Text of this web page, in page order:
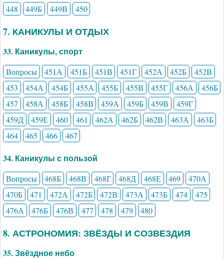
448 449Б 449В 450
7. КАНИКУЛЫ И ОТДЫХ
33. Каникулы, спорт
Вопросы 451А 451Б 451В 451Г 452А 452Б
452В
453
454А 454Б 455А 455Б 455В 455Г 456А
456Б
457
458А 458Б 458В 459А 459Б 459В
459Г
459Д
459Е 460 461 462А 462Б 462В 463А
463Б
464
465 466 467
34. Каникулы с пользой
Вопросы 468Б 468В 468Г 468Д 468Е 469
470А
470Б
471 472А 472Б 472В 473А 473Б 474
475
476А
476Б 476В 477 478 479 480
8. АСТРОНОМИЯ: ЗВЁЗДЫ И СОЗВЕЗДИЯ
35. Звёздное небо